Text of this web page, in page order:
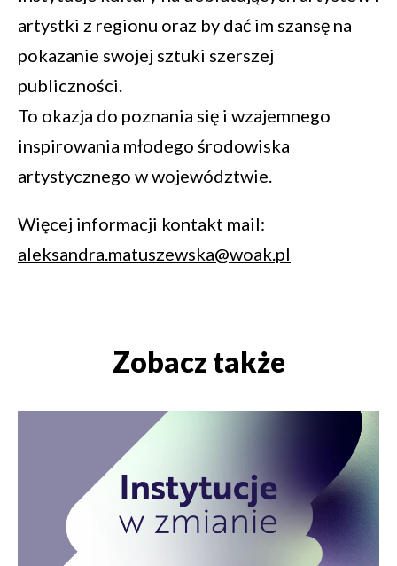
artystki z regionu oraz by dać im szansę na
pokazanie swojej sztuki szerszej
publiczności.
To okazja do poznania się i wzajemnego
inspirowania młodego środowiska
artystycznego w województwie.
Więcej informacji kontakt mail:
aleksandra.matuszewska@woak.pl
Zobacz także